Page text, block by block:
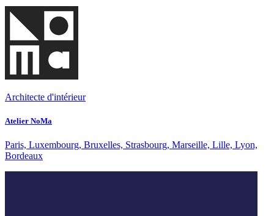
Architecte d'intérieur
Atelier NoMa
Paris, Luxembourg, Bruxelles, Strasbourg, Marseille, Lille, Lyon,
Bordeaux